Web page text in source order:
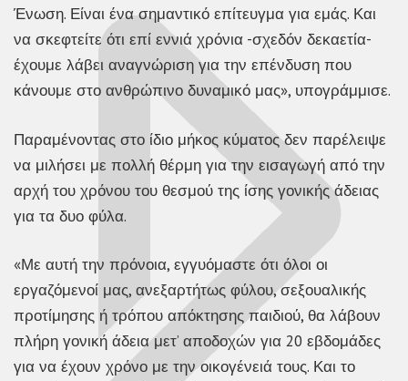
Ένωση. Είναι ένα σημαντικό επίτευγμα για εμάς. Και
να σκεφτείτε ότι επί εννιά χρόνια -σχεδόν δεκαετία-
έχουμε λάβει αναγνώριση για την επένδυση που
κάνουμε στο ανθρώπινο δυναμικό μας», υπογράμμισε.
Παραμένοντας στο ίδιο μήκος κύματος δεν παρέλειψε
να μιλήσει με πολλή θέρμη για την εισαγωγή από την
αρχή του χρόνου του θεσμού της ίσης γονικής άδειας
για τα δυο φύλα.
«Με αυτή την πρόνοια, εγγυόμαστε ότι όλοι οι
εργαζόμενοί μας, ανεξαρτήτως φύλου, σεξουαλικής
προτίμησης ή τρόπου απόκτησης παιδιού, θα λάβουν
πλήρη γονική άδεια μετ’ αποδοχών για 20 εβδομάδες
για να έχουν χρόνο με την οικογένειά τους. Και το